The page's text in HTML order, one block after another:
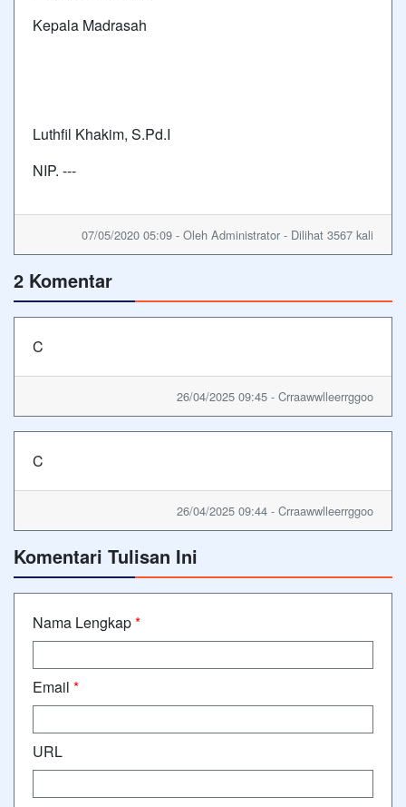
Kepala Madrasah
Luthfil Khakim, S.Pd.I
NIP. ---
07/05/2020 05:09 - Oleh Administrator - Dilihat 3567 kali
2 Komentar
C
26/04/2025 09:45 - Crraawwlleerrggoo
C
26/04/2025 09:44 - Crraawwlleerrggoo
Komentari Tulisan Ini
Nama Lengkap*
Email *
URL